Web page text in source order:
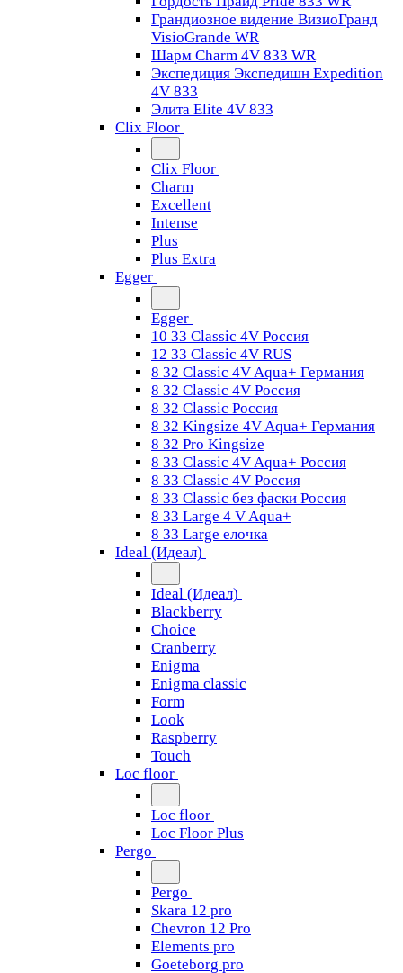
Грандиозное видение ВизиоГранд
VisioGrande WR
Шарм Charm 4V 833 WR
Экспедиция Экспедишн Expedition
4V 833
Элита Elite 4V 833
Clix Floor
Clix Floor
Charm
Excellent
Intense
Plus
Plus Extra
Egger
Egger
10 33 Classic 4V Россия
12 33 Classic 4V RUS
8 32 Classic 4V Aqua+ Германия
8 32 Classic 4V Россия
8 32 Classic Россия
8 32 Kingsize 4V Aqua+ Германия
8 32 Pro Kingsize
8 33 Classic 4V Aqua+ Россия
8 33 Classic 4V Россия
8 33 Classic без фаски Россия
8 33 Large 4 V Aqua+
8 33 Large елочка
Ideal (Идеал)
Ideal (Идеал)
Blackberry
Choice
Cranberry
Enigma
Enigma classic
Form
Look
Raspberry
Touch
Loc floor
Loc floor
Loc Floor Plus
Pergo
Pergo
Skara 12 pro
Chevron 12 Pro
Elements pro
Goeteborg pro